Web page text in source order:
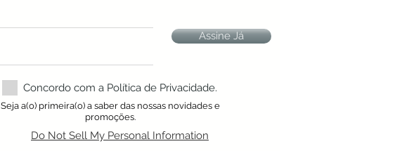
Assine Já
Concordo com a Política de Privacidade.
Seja a(o) primeira(o) a saber das nossas novidades e
promoções.
Do Not Sell My Personal Information